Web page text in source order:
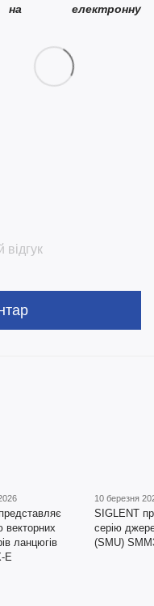
електронну
векторних
ланцюгів
E
10 березня
SIGLENT
серію
(SMU)